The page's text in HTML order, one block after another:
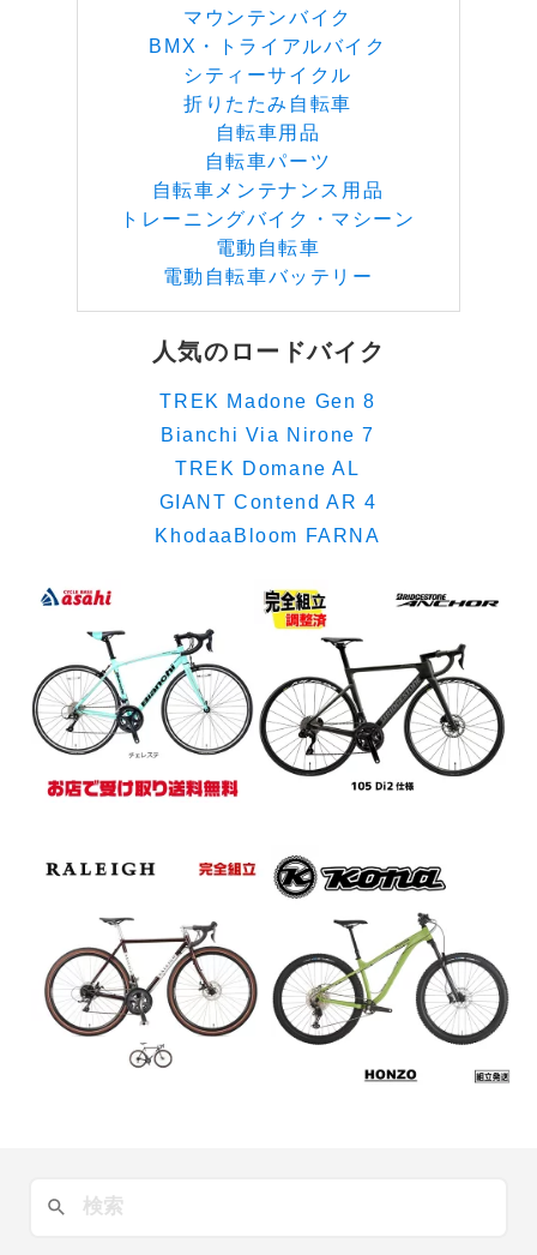
マウンテンバイク
BMX・トライアルバイク
シティーサイクル
折りたたみ自転車
自転車用品
自転車パーツ
自転車メンテナンス用品
トレーニングバイク・マシーン
電動自転車
電動自転車バッテリー
人気のロードバイク
TREK Madone Gen 8
Bianchi Via Nirone 7
TREK Domane AL
GIANT Contend AR 4
KhodaaBloom FARNA